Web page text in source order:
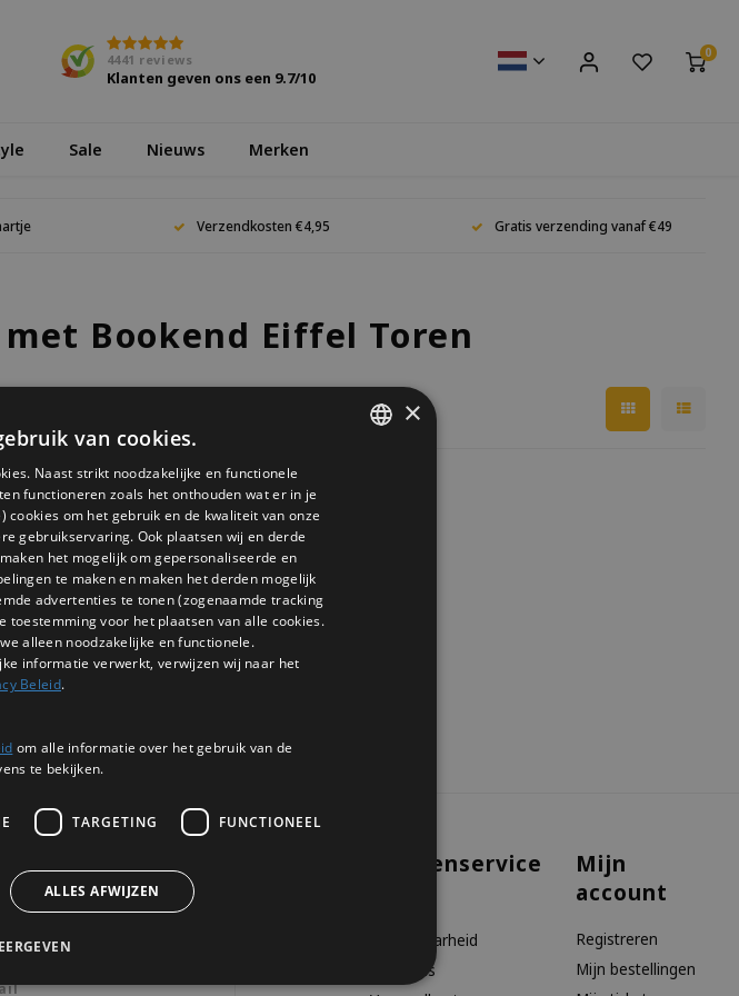
4441 reviews
Klanten geven ons een 9.7/10
0
Sale Nieuws Merken
Verzendkosten €4,95 Gratis verzending vanaf €49
Bookend Eiffel Toren
de laatste updates, nieuws en aanbiedingen
Klantenservice
Bereikbaarheid
Over ons
Mijn
account
Registreren
Mijn bestellingen
×
van cookies.
Naast strikt noodzakelijke en functionele
functioneren zoals het onthouden wat er in je
om het gebruik en de kwaliteit van onze
gebruikservaring. Ook plaatsen wij en derde
het mogelijk om gepersonaliseerde en
te maken en maken het derden mogelijk
advertenties te tonen (zogenaamde tracking
toestemming voor het plaatsen van alle cookies.
alleen noodzakelijke en functionele.
informatie verwerkt, verwijzen wij naar het
Beleid.
om alle informatie over het gebruik van de
te bekijken.
TARGETING FUNCTIONEEL
ALLES AFWIJZEN